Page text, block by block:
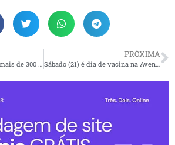
PRÓXIMA